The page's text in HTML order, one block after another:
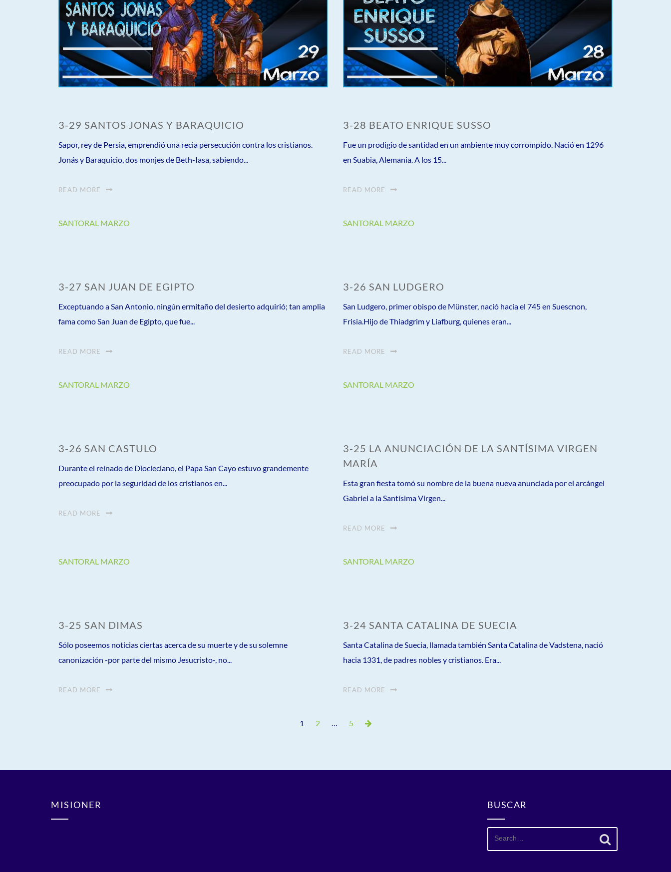
3-29 SANTOS JONAS Y BARAQUICIO
Sapor, rey de Persia, emprendió una recia persecución contra los cristianos.
Jonás y Baraquicio, dos monjes de Beth-Iasa, sabiendo...
READ MORE
3-28 BEATO ENRIQUE SUSSO
Fue un prodigio de santidad en un ambiente muy corrompido. Nació en 1296
en Suabia, Alemania. A los 15...
READ MORE
SANTORAL MARZO
3-27 SAN JUAN DE EGIPTO
Exceptuando a San Antonio, ningún ermitaño del desierto adquirió; tan amplia
fama como San Juan de Egipto, que fue...
READ MORE
SANTORAL MARZO
3-26 SAN LUDGERO
San Ludgero, primer obispo de Münster, nació hacia el 745 en Suescnon,
Frisia.Hijo de Thiadgrim y Liafburg, quienes eran...
READ MORE
SANTORAL MARZO
3-26 SAN CASTULO
Durante el reinado de Diocleciano, el Papa San Cayo estuvo grandemente
preocupado por la seguridad de los cristianos en...
READ MORE
SANTORAL MARZO
3-25 LA ANUNCIACIÓN DE LA SANTÍSIMA VIRGEN
MARÍA
Esta gran fiesta tomó su nombre de la buena nueva anunciada por el arcángel
Gabriel a la Santísima Virgen...
READ MORE
SANTORAL MARZO
3-25 SAN DIMAS
Sólo poseemos noticias ciertas acerca de su muerte y de su solemne
canonización -por parte del mismo Jesucristo-, no...
READ MORE
SANTORAL MARZO
3-24 SANTA CATALINA DE SUECIA
Santa Catalina de Suecia, llamada también Santa Catalina de Vadstena, nació
hacia 1331, de padres nobles y cristianos. Era...
READ MORE
Page
1 Page
2 … Page
5
Next
MISIONER BUSCAR
Search